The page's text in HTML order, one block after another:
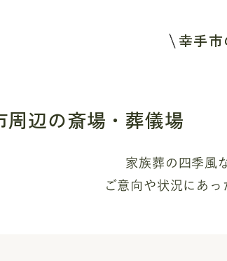
幸手
周辺の斎場・葬儀場
家族葬の四季風
ご意向や状況にあっ